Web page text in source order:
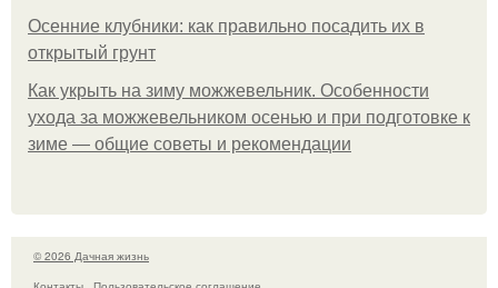
Осенние клубники: как правильно посадить их в
открытый грунт
Как укрыть на зиму можжевельник. Особенности
ухода за можжевельником осенью и при подготовке к
зиме — общие советы и рекомендации
© 2026 Дачная жизнь